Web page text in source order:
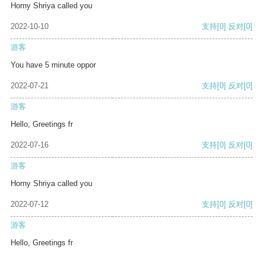
Horny Shriya called you
2022-10-10 支持[0] 反对[0]
游客
You have 5 minute oppor
2022-07-21 支持[0] 反对[0]
游客
Hello, Greetings fr
2022-07-16 支持[0] 反对[0]
游客
Horny Shriya called you
2022-07-12 支持[0] 反对[0]
游客
Hello, Greetings fr